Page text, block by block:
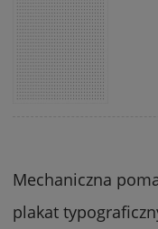
Mechaniczna
plakat